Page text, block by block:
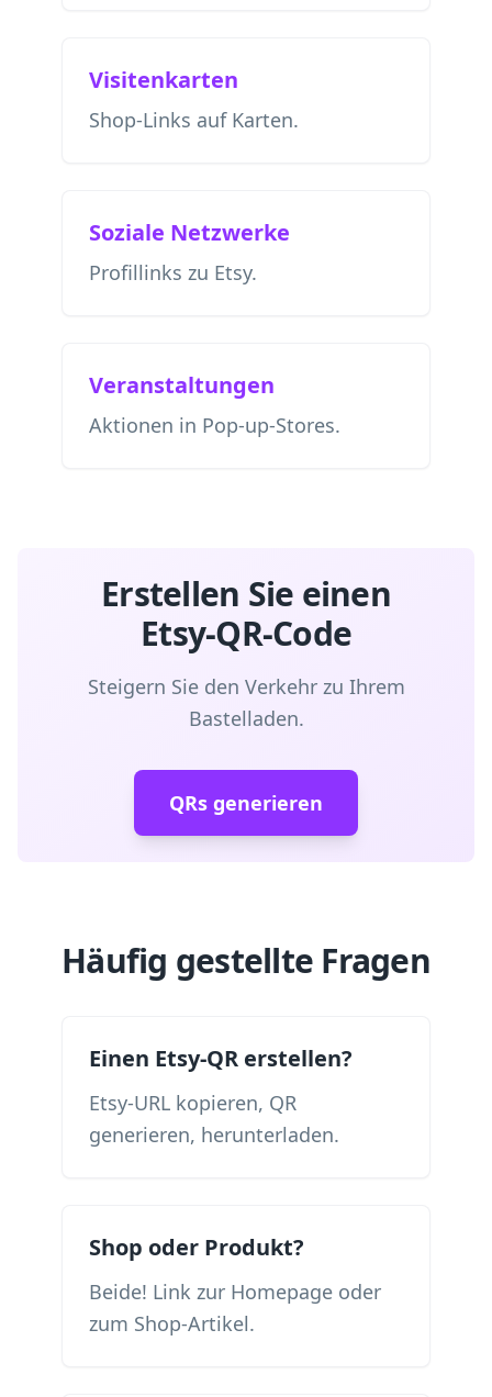
Visitenkarten
Shop-Links auf Karten.
Soziale Netzwerke
Profillinks zu Etsy.
Veranstaltungen
Aktionen in Pop-up-Stores.
Erstellen Sie einen
Etsy-QR-Code
Steigern Sie den Verkehr zu Ihrem
Bastelladen.
QRs generieren
Häufig gestellte Fragen
Einen Etsy-QR erstellen?
Etsy-URL kopieren, QR
generieren, herunterladen.
Shop oder Produkt?
Beide! Link zur Homepage oder
zum Shop-Artikel.